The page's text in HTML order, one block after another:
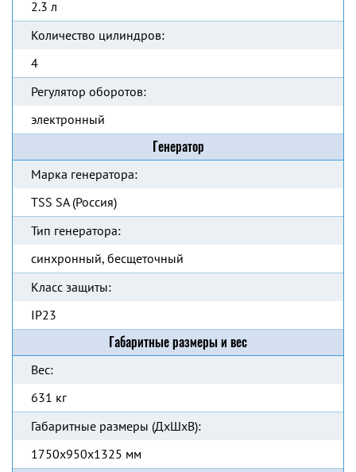
2.3 л
Количество цилиндров:
4
Регулятор оборотов:
электронный
Генератор
Марка генератора:
TSS SA (Россия)
Тип генератора:
синхронный, бесщеточный
Класс защиты:
IP23
Габаритные размеры и вес
Вес:
631 кг
Габаритные размеры (ДхШхВ):
1750x950x1325 мм